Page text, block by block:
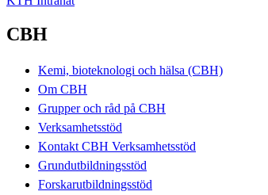
CBH
Kemi, bioteknologi och hälsa (CBH)
Om CBH
Grupper och råd på CBH
Verksamhetsstöd
Kontakt CBH Verksamhetsstöd
Grundutbildningsstöd
Forskarutbildningsstöd